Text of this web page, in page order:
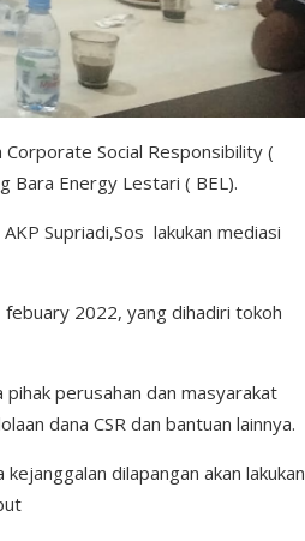
Social Responsibility (
Bara Energy Lestari ( BEL).
Supriadi,Sos lakukan mediasi
2022, yang dihadiri tokoh
perusahan dan masyarakat
dana CSR dan bantuan lainnya.
dilapangan akan lakukan